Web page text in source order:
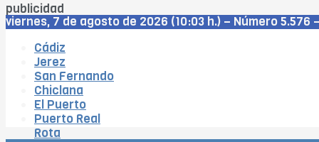
publicidad
viernes, 7 de agosto de 2026 (10:03 h.) – Número 5.576
Cádiz
Jerez
San Fernando
Chiclana
El Puerto
Puerto Real
Rota